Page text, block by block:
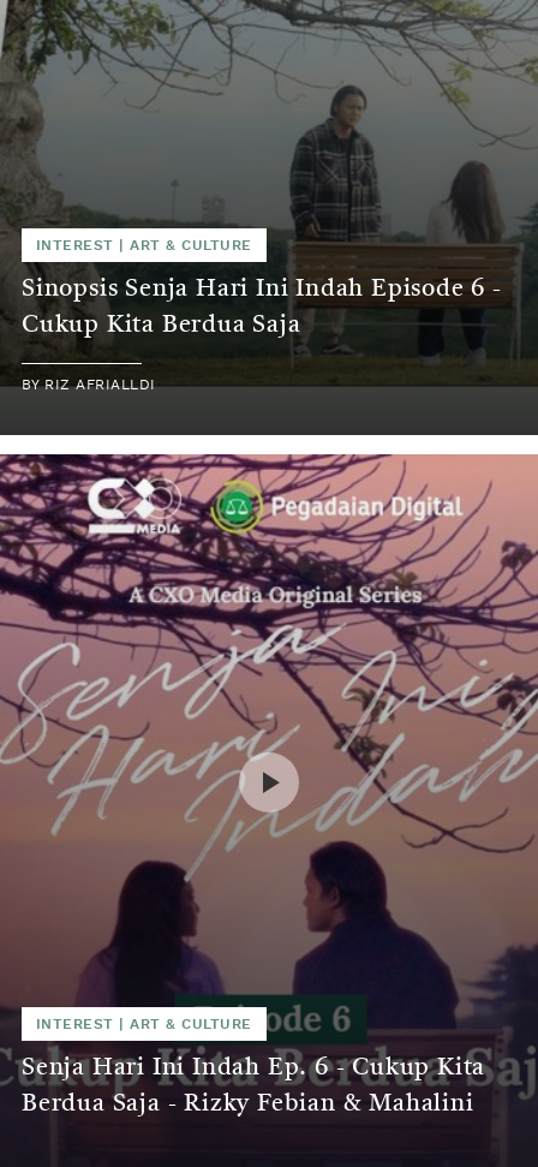
INTEREST |ART & CULTURE
Sinopsis Senja Hari Ini Indah Episode 6 -
Cukup Kita Berdua Saja
BYRIZ AFRIALLDI
INTEREST |ART & CULTURE
Senja Hari Ini Indah Ep. 6 - Cukup Kita
Berdua Saja - Rizky Febian & Mahalini